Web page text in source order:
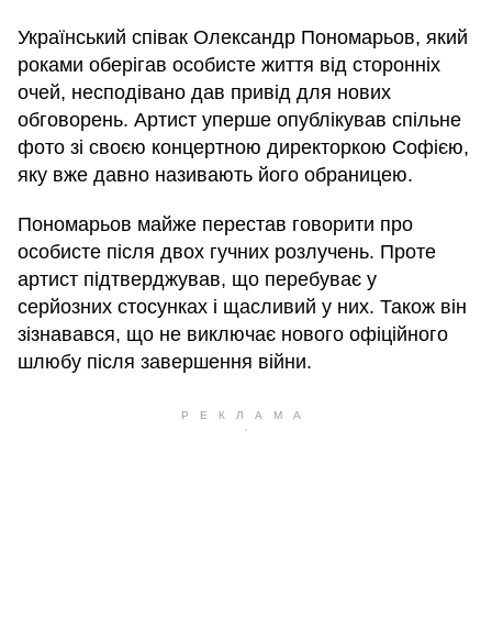
Український співак Олександр Пономарьов, який
роками оберігав особисте життя від сторонніх
очей, несподівано дав привід для нових
обговорень. Артист уперше опублікував спільне
фото зі своєю концертною директоркою Софією,
яку вже давно називають його обраницею.
Пономарьов майже перестав говорити про
особисте після двох гучних розлучень. Проте
артист підтверджував, що перебуває у
серйозних стосунках і щасливий у них. Також він
зізнавався, що не виключає нового офіційного
шлюбу після завершення війни.